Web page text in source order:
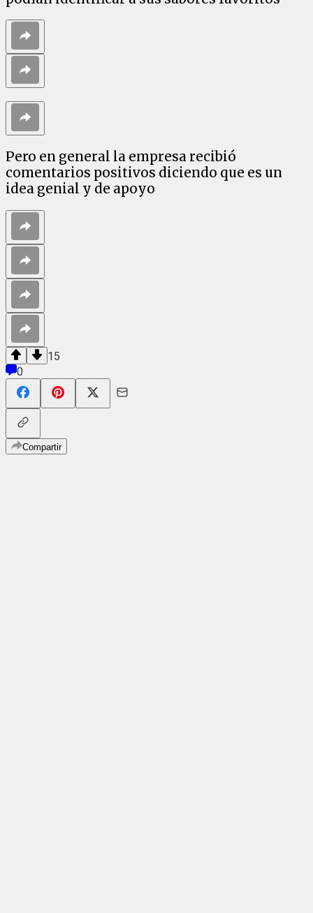
Pero en general la empresa recibió
comentarios positivos diciendo que es un
idea genial y de apoyo
15
0
Compartir